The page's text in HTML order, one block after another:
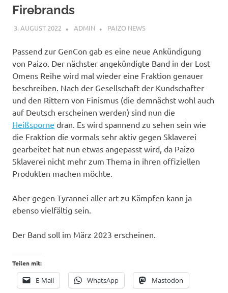
Firebrands
3. AUGUST 2022 ADMIN PAIZO NEWS
Passend zur GenCon gab es eine neue Ankündigung
von Paizo. Der nächster angekündigte Band in der Lost
Omens Reihe wird mal wieder eine Fraktion genauer
beschreiben. Nach der Gesellschaft der Kundschafter
und den Rittern von Finismus (die demnächst wohl auch
auf Deutsch erscheinen werden) sind nun die
Heißsporne dran. Es wird spannend zu sehen sein wie
die Fraktion die vormals sehr aktiv gegen Sklaverei
gearbeitet hat nun etwas angepasst wird, da Paizo
Sklaverei nicht mehr zum Thema in ihren offiziellen
Produkten machen möchte.
Aber gegen Tyrannei aller art zu Kämpfen kann ja
ebenso vielfältig sein.
Der Band soll im März 2023 erscheinen.
Teilen mit:
E-Mail WhatsApp Mastodon